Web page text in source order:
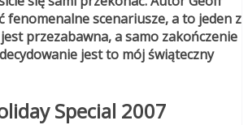
fenomenalne scenariusze, a to jeden z
przezabawna, a samo zakończenie
jest to mój świąteczny
Special 2007